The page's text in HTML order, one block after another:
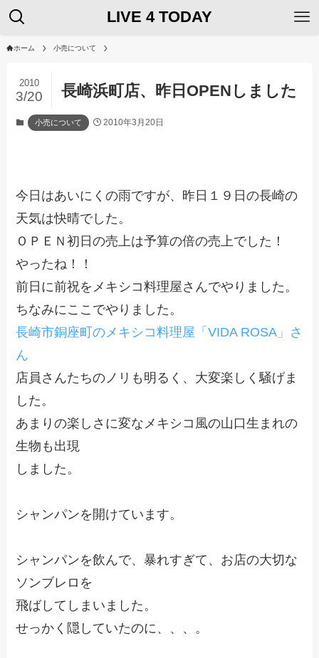
LIVE 4 TODAY
ホーム 小売について
長崎浜町店、昨日OPENしました
2010
3/20
小売について 2010年3月20日
今日はあいにくの雨ですが、昨日１９日の長崎の
天気は快晴でした。
ＯＰＥＮ初日の売上は予算の倍の売上でした！
やったね！！
前日に前祝をメキシコ料理屋さんでやりました。
ちなみにここでやりました。
長崎市銅座町のメキシコ料理屋「VIDA ROSA」さ
ん
店員さんたちのノリも明るく、大変楽しく騒げま
した。
あまりの楽しさに変なメキシコ風の山口生まれの
生物も出現
しました。
シャンパンを開けています。
シャンパンを飲んで、暴れすぎて、お店の大切な
ソンブレロを
飛ばしてしまいました。
せっかく隠していたのに、、、。